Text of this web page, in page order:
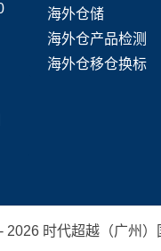
海外仓储
海外仓产品检测
海外仓移仓换标
2026 时代超越（广州